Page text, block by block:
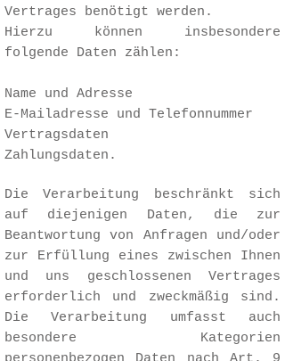
Vertrages benötigt werden.
Hierzu können insbesondere
folgende Daten zählen:
Name und Adresse
E-Mailadresse und Telefonnummer
Vertragsdaten
Zahlungsdaten.
Die Verarbeitung beschränkt sich
auf diejenigen Daten, die zur
Beantwortung von Anfragen und/oder
zur Erfüllung eines zwischen Ihnen
und uns geschlossenen Vertrages
erforderlich und zweckmäßig sind.
Die Verarbeitung umfasst auch
besondere Kategorien